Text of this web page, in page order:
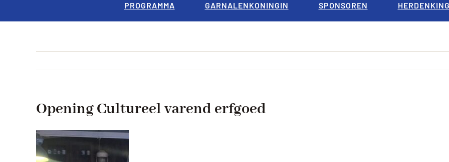
PROGRAMMA GARNALENKONINGIN SPONSOREN HERDENKING
Opening Cultureel varend erfgoed